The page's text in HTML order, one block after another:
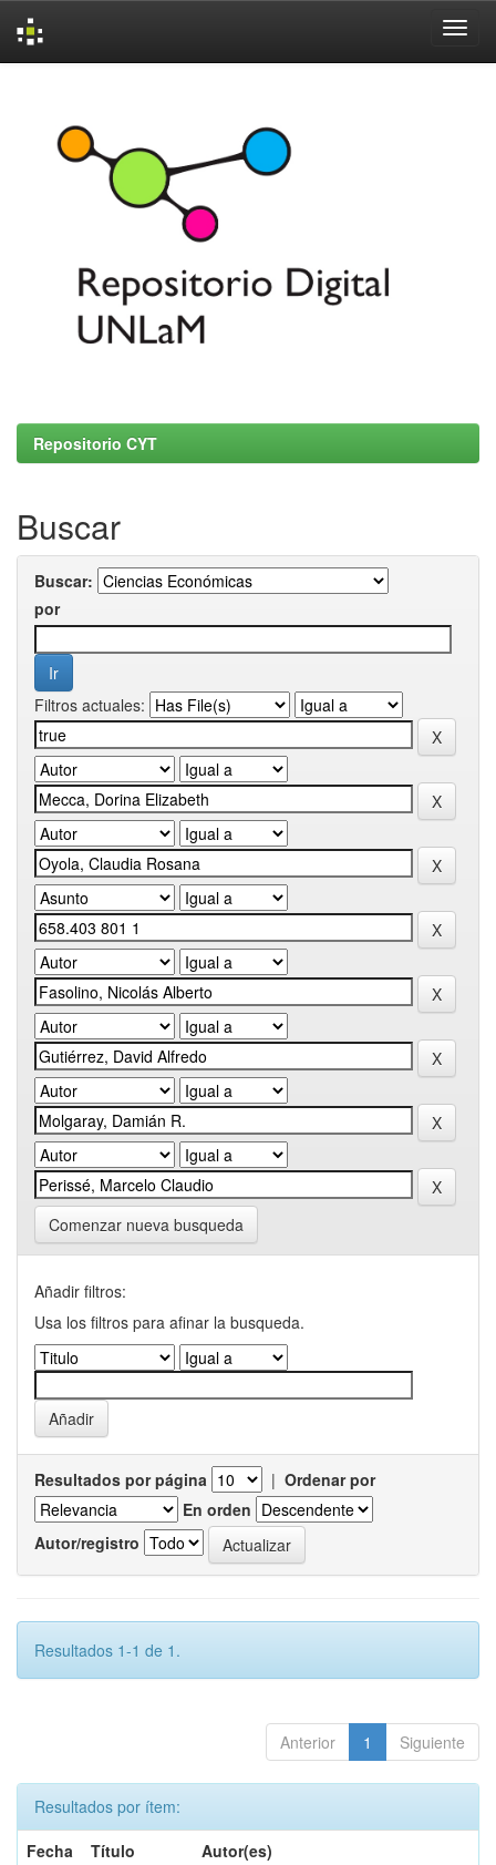
Repositorio CYT
Buscar
Buscar:
por
Filtros actuales:
Comenzar nueva busqueda
Añadir filtros:
Usa los filtros para afinar la busqueda.
Resultados por página | Ordenar por
En orden
Autor/registro
Resultados 1-1 de 1.
Anterior 1 Siguiente
Resultados por ítem:
Fecha
Título
Autor(es)